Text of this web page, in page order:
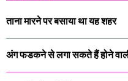
ताना मारने पर बसाया था यह शहर
अंग फडकने से लगा सकते हैं होने